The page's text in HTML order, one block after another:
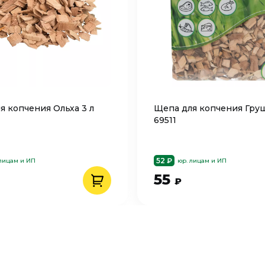
копчения Ольха 3 л
и ИП
Щепа для копчения
69511
52 ₽ юр. лицам и ИП
55 ₽